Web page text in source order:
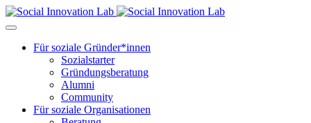
Für soziale Gründer*innen
Sozialstarter
Gründungsberatung
Alumni
Community
Für soziale Organisationen